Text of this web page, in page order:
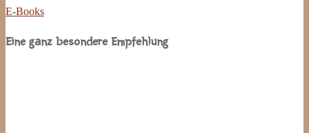
E-Books
Eine ganz besondere Empfehlung